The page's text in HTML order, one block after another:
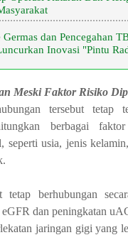
dan Pencegahan
Inovasi "Pintu
Meski Faktor Risiko
tersebut tetap
berbagai
seperti usia, jenis
tetap berhubungan
dan peningkatan
jaringan gigi yang